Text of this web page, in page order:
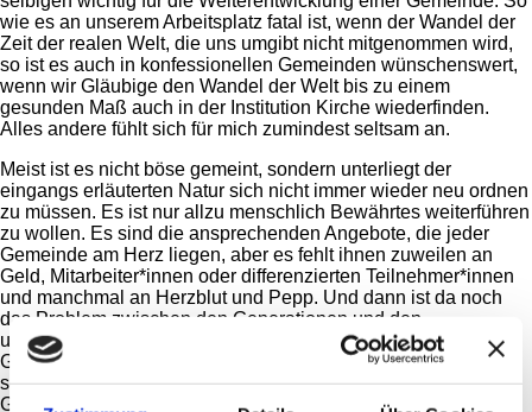
wie es an unserem Arbeitsplatz fatal ist, wenn der Wandel der
Zeit der realen Welt, die uns umgibt nicht mitgenommen wird,
so ist es auch in konfessionellen Gemeinden wünschenswert,
wenn wir Gläubige den Wandel der Welt bis zu einem
gesunden Maß auch in der Institution Kirche wiederfinden.
Alles andere fühlt sich für mich zumindest seltsam an.
Meist ist es nicht böse gemeint, sondern unterliegt der
eingangs erläuterten Natur sich nicht immer wieder neu ordnen
zu müssen. Es ist nur allzu menschlich Bewährtes weiterführen
zu wollen. Es sind die ansprechenden Angebote, die jeder
Gemeinde am Herz liegen, aber es fehlt ihnen zuweilen an
Geld, Mitarbeiter*innen oder differenzierten Teilnehmer*innen
und manchmal an Herzblut und Pepp. Und dann ist da noch
das Problem zwischen den Generationen und den
unterschiedlichen Vorstellungen von Leben, Gemeinde und
Glauben. Wir alle müssen uns hier wiederfinden und das zu
schaffen ist eine herausfordernde Aufgabe für uns als
Gemeinde. Wie lässt sich das alles unter einen Hut bringen?